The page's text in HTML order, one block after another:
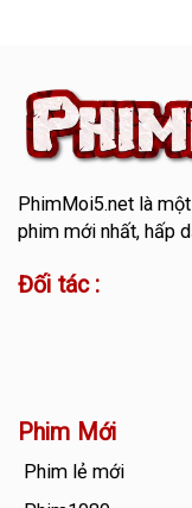
PhimMoi5.netlà một
phim mới nhất, hấp
Đối tác :
Phim Mới
Phim lẻ mới